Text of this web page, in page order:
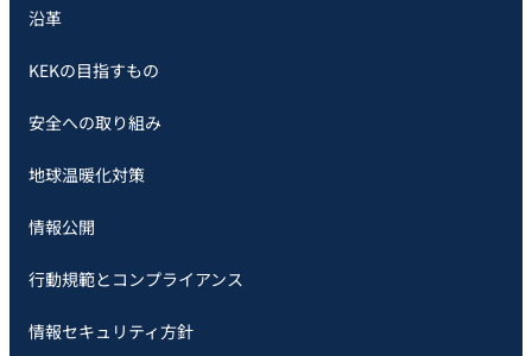
沿革
KEKの目指すもの
安全への取り組み
地球温暖化対策
情報公開
行動規範とコンプライアンス
情報セキュリティ方針